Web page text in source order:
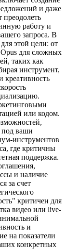
и даже
преодолеть
работу и
запроса. В
этой цели: от
для сложных
таких как
инструмент,
креативность
или кодом.
под ваши
инструментов
где критичны
поддержка.
и наличие
за счет
критичен для
видео или live-
и
на показатели
конкретных